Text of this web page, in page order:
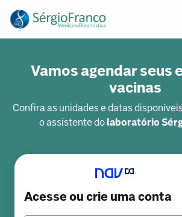
Vamos agendar seus
vacinas
Confira as unidades e datas
o assistente dolaboratório
Acesse ou crie uma conta